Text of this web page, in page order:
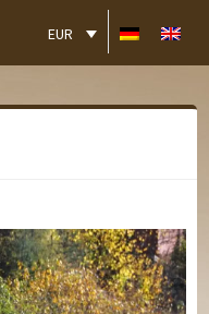
EUR